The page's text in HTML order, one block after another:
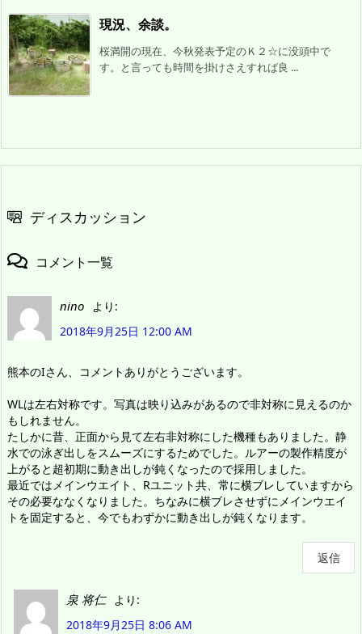
現況、余談。
桜満開の現在、今秋発表予定のＫ２☆に没頭中で
す。と言っても時間を掛けさえすれば良 ...
ディスカッション
コメント一覧
nino より:
2018年9月25日 12:00 AM
熊本のIさん、コメントありがとうございます。
WLは左右対称です。写真は映り込みがあるので非対称に見えるのか
もしれません。
たしかに昔、正面から見て左右非対称にした機種もありました。静
水での泳ぎ出しをスムーズにするためでした。ルアーの製作精度が
上がると超初期に動き出しが鈍くなったので採用しました。
最近ではメインウエイト、Rユニット共、常に横ブレしていますから
その必要ななくなりました。ちなみに横ブレさせずにメインウエイ
トを固定すると、今でもわずかに動き出しが鈍くなります。
返信
泉 将仁 より:
2018年9月25日 8:06 AM